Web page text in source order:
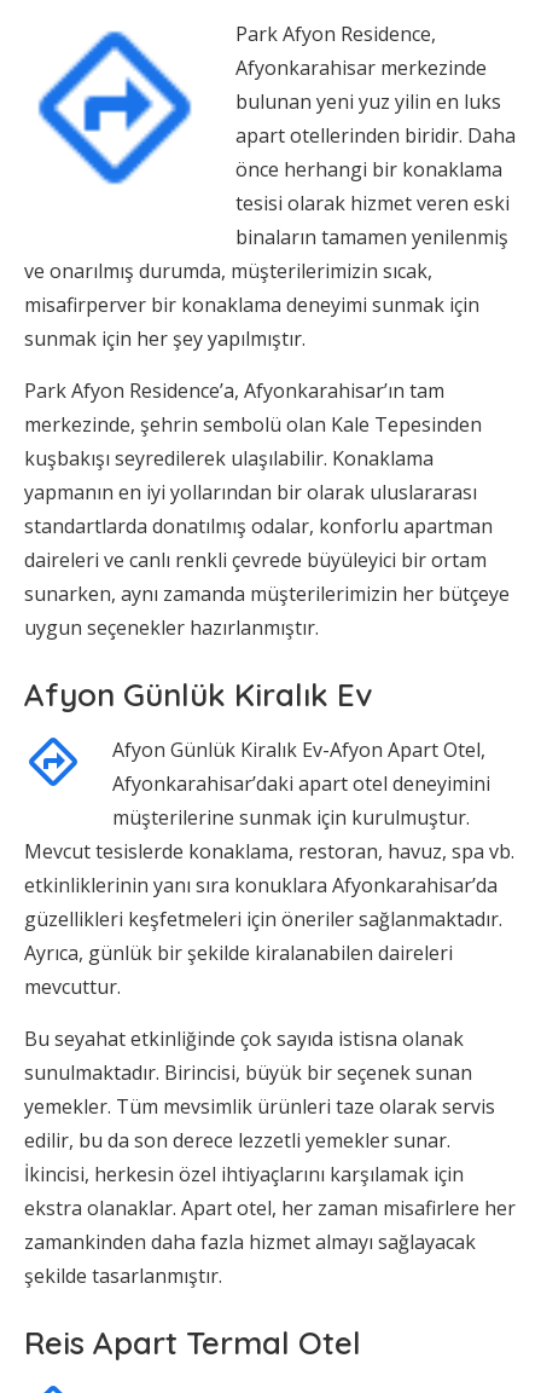
Park Afyon Residence,
Afyonkarahisar merkezinde
bulunan yeni yuz yilin en luks
apart otellerinden biridir. Daha
önce herhangi bir konaklama
tesisi olarak hizmet veren eski
binaların tamamen yenilenmiş
ve onarılmış durumda, müşterilerimizin sıcak,
misafirperver bir konaklama deneyimi sunmak için
sunmak için her şey yapılmıştır.
Park Afyon Residence’a, Afyonkarahisar’ın tam
merkezinde, şehrin sembolü olan Kale Tepesinden
kuşbakışı seyredilerek ulaşılabilir. Konaklama
yapmanın en iyi yollarından bir olarak uluslararası
standartlarda donatılmış odalar, konforlu apartman
daireleri ve canlı renkli çevrede büyüleyici bir ortam
sunarken, aynı zamanda müşterilerimizin her bütçeye
uygun seçenekler hazırlanmıştır.
Afyon Günlük Kiralık Ev
Afyon Günlük Kiralık Ev-Afyon Apart Otel,
Afyonkarahisar’daki apart otel deneyimini
müşterilerine sunmak için kurulmuştur.
Mevcut tesislerde konaklama, restoran, havuz, spa vb.
etkinliklerinin yanı sıra konuklara Afyonkarahisar’da
güzellikleri keşfetmeleri için öneriler sağlanmaktadır.
Ayrıca, günlük bir şekilde kiralanabilen daireleri
mevcuttur.
Bu seyahat etkinliğinde çok sayıda istisna olanak
sunulmaktadır. Birincisi, büyük bir seçenek sunan
yemekler. Tüm mevsimlik ürünleri taze olarak servis
edilir, bu da son derece lezzetli yemekler sunar.
İkincisi, herkesin özel ihtiyaçlarını karşılamak için
ekstra olanaklar. Apart otel, her zaman misafirlere her
zamankinden daha fazla hizmet almayı sağlayacak
şekilde tasarlanmıştır.
Reis Apart Termal Otel